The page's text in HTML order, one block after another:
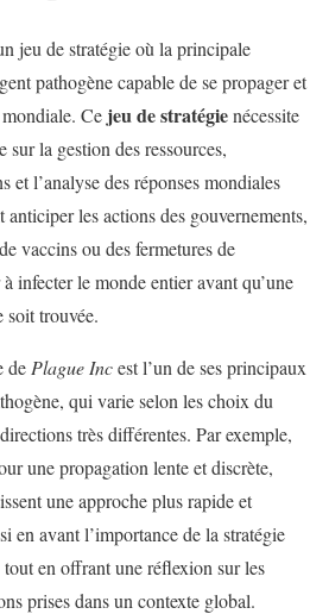
jeu de stratégie où la principale
pathogène capable de se propager et
Ce jeu de stratégienécessite
la gestion des ressources,
et l’analyse des réponses mondiales
les actions des gouvernements,
vaccins ou des fermetures de
infecter le monde entier avant qu’une
soit trouvée.
de Plague Incest l’un de ses principaux
qui varie selon les choix du
très différentes. Par exemple,
une propagation lente et discrète,
une approche plus rapide et
en avant l’importance de la stratégie
en offrant une réflexion sur les
prises dans un contexte global.